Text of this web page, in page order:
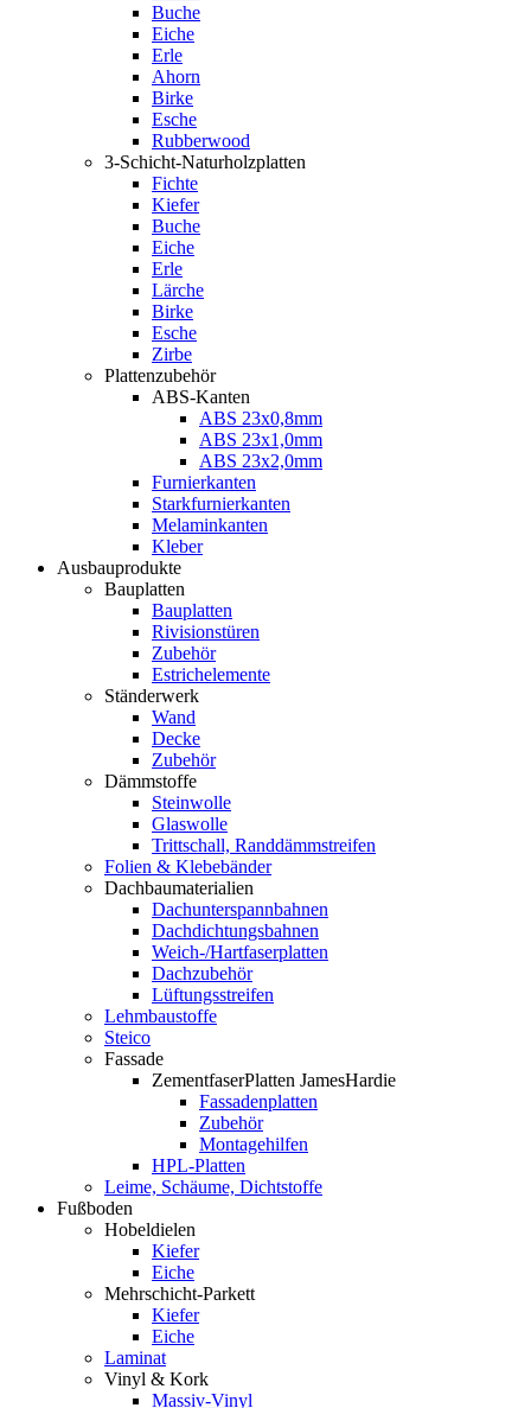
Buche
Eiche
Erle
Ahorn
Birke
Esche
Rubberwood
3-Schicht-Naturholzplatten
Fichte
Kiefer
Buche
Eiche
Erle
Lärche
Birke
Esche
Zirbe
Plattenzubehör
ABS-Kanten
ABS 23x0,8mm
ABS 23x1,0mm
ABS 23x2,0mm
Furnierkanten
Starkfurnierkanten
Melaminkanten
Kleber
Ausbauprodukte
Bauplatten
Bauplatten
Rivisionstüren
Zubehör
Estrichelemente
Ständerwerk
Wand
Decke
Zubehör
Dämmstoffe
Steinwolle
Glaswolle
Trittschall, Randdämmstreifen
Folien & Klebebänder
Dachbaumaterialien
Dachunterspannbahnen
Dachdichtungsbahnen
Weich-/Hartfaserplatten
Dachzubehör
Lüftungsstreifen
Lehmbaustoffe
Steico
Fassade
ZementfaserPlatten JamesHardie
Fassadenplatten
Zubehör
Montagehilfen
HPL-Platten
Leime, Schäume, Dichtstoffe
Fußboden
Hobeldielen
Kiefer
Eiche
Mehrschicht-Parkett
Kiefer
Eiche
Laminat
Vinyl & Kork
Massiv-Vinyl